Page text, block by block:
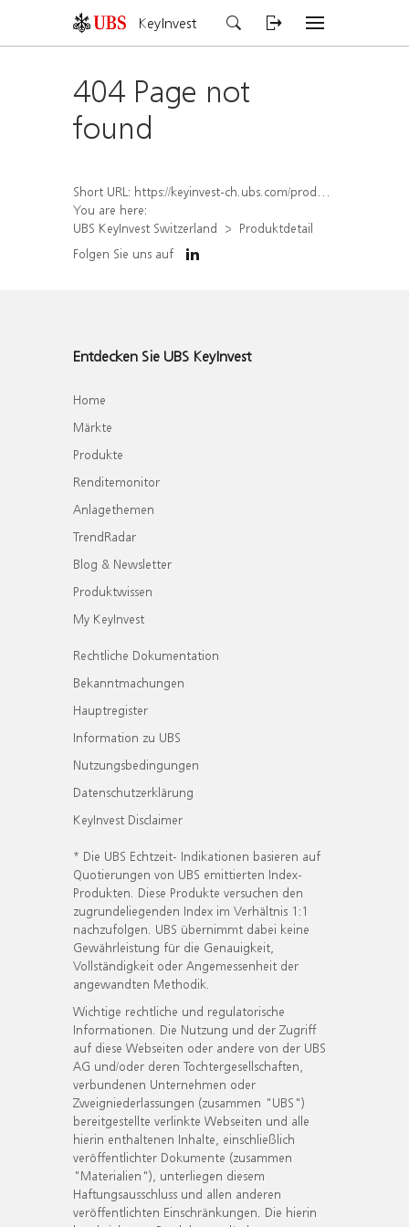
KeyInvest
404 Page not
found
Short URL: https://keyinvest-ch.ubs.com/produkt/detail/index/isin/CH1574367822
You are here:
UBS KeyInvest Switzerland
Produktdetail
Folgen Sie uns auf
Entdecken Sie UBS KeyInvest
Home
Märkte
Produkte
Renditemonitor
Anlagethemen
TrendRadar
Blog & Newsletter
Produktwissen
My KeyInvest
Rechtliche Dokumentation
Bekanntmachungen
Hauptregister
Information zu UBS
Nutzungsbedingungen
Datenschutzerklärung
KeyInvest Disclaimer
* Die UBS Echtzeit- Indikationen basieren auf
Quotierungen von UBS emittierten Index-
Produkten. Diese Produkte versuchen den
zugrundeliegenden Index im Verhältnis 1:1
nachzufolgen. UBS übernimmt dabei keine
Gewährleistung für die Genauigkeit,
Vollständigkeit oder Angemessenheit der
angewandten Methodik.
Wichtige rechtliche und regulatorische
Informationen. Die Nutzung und der Zugriff
auf diese Webseiten oder andere von der UBS
AG und/oder deren Tochtergesellschaften,
verbundenen Unternehmen oder
Zweigniederlassungen (zusammen "UBS")
bereitgestellte verlinkte Webseiten und alle
hierin enthaltenen Inhalte, einschließlich
veröffentlichter Dokumente (zusammen
"Materialien"), unterliegen diesem
Haftungsausschluss und allen anderen
veröffentlichten Einschränkungen. Die hierin